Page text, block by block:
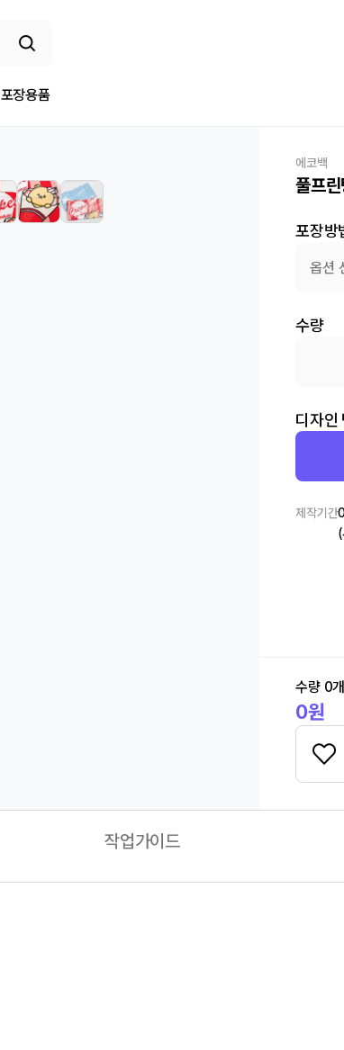
포장용품
에코백
풀프
포장방
옵션
수량
디자인
제작기간
수량 0개
0원
작업가이드